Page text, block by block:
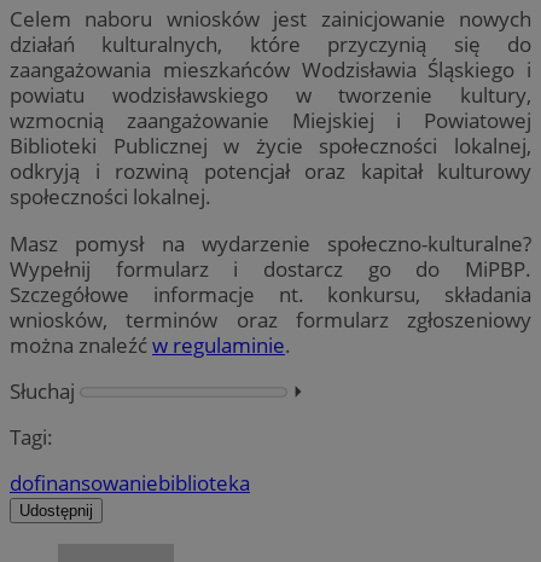
Celem naboru wniosków jest zainicjowanie nowych
działań kulturalnych, które przyczynią się do
zaangażowania mieszkańców Wodzisławia Śląskiego i
powiatu wodzisławskiego w tworzenie kultury,
wzmocnią zaangażowanie Miejskiej i Powiatowej
Biblioteki Publicznej w życie społeczności lokalnej,
odkryją i rozwiną potencjał oraz kapitał kulturowy
społeczności lokalnej.
Masz pomysł na wydarzenie społeczno-kulturalne?
Wypełnij formularz i dostarcz go do MiPBP.
Szczegółowe informacje nt. konkursu, składania
wniosków, terminów oraz formularz zgłoszeniowy
można znaleźćw regulaminie.
Słuchaj
⏵︎
Tagi:
dofinansowaniebiblioteka
Udostępnij